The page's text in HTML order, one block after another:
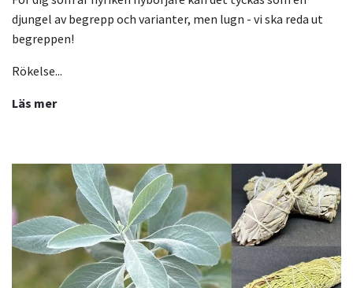
djungel av begrepp och varianter, men lugn - vi ska reda ut
begreppen!
Rökelse...
Läs mer